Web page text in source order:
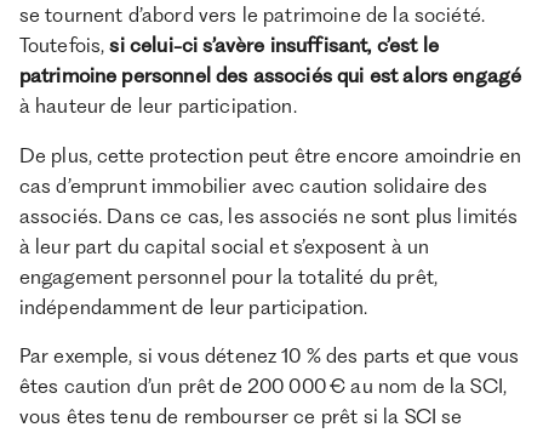
se tournent d’abord vers le patrimoine de la société.
Toutefois,si celui-ci s’avère insuffisant, c’est le
patrimoine personnel des associés qui est alors engagé
à hauteur de leur participation.
De plus, cette protection peut être encore amoindrie en
cas d’emprunt immobilier avec caution solidaire des
associés. Dans ce cas, les associés ne sont plus limités
à leur part du capital social et s’exposent à un
engagement personnel pour la totalité du prêt,
indépendamment de leur participation.
Par exemple, si vous détenez 10 % des parts et que vous
êtes caution d’un prêt de 200 000 € au nom de la SCI,
vous êtes tenu de rembourser ce prêt si la SCI se